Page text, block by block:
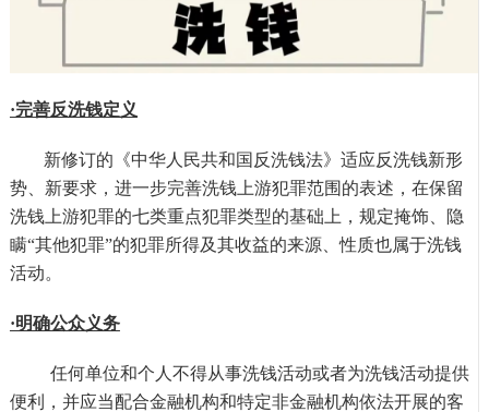
·完善反洗钱定义
新修订的《中华人民共和国反洗钱法》适应反洗钱新形
势、新要求，进一步完善洗钱上游犯罪范围的表述，在保留
洗钱上游犯罪的七类重点犯罪类型的基础上，规定掩饰、隐
瞒“其他犯罪”的犯罪所得及其收益的来源、性质也属于洗钱
活动。
·明确公众义务
任何单位和个人不得从事洗钱活动或者为洗钱活动提供
便利，并应当配合金融机构和特定非金融机构依法开展的客